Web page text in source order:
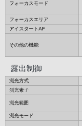
フォーカスモード
フォーカスエリア
アイスタートAF
その他の機能
露出制御
測光方式
測光素子
測光範囲
測光モード